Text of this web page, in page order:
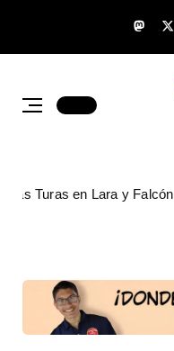
las Turas en Lara y Falcón